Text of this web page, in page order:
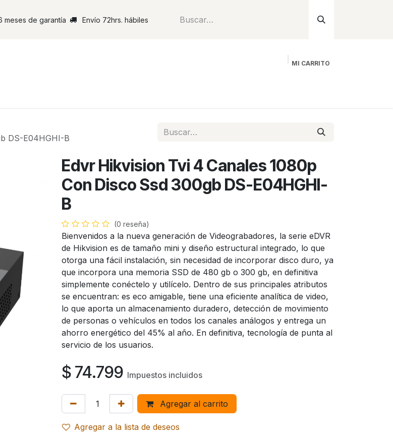
meses de garantía Envío 72hrs. hábiles
MI CARRITO
DS-E04HGHI-B
Edvr Hikvision Tvi 4 Canales 1080p
Con Disco Ssd 300gb DS-E04HGHI-
B
(0 reseña)
Bienvenidos a la nueva generación de Videograbadores, la serie eDVR
de Hikvision es de tamaño mini y diseño estructural integrado, lo que
otorga una fácil instalación, sin necesidad de incorporar disco duro, ya
que incorpora una memoria SSD de 480 gb o 300 gb, en definitiva
simplemente conéctelo y utilícelo. Dentro de sus principales atributos
se encuentran: es eco amigable, tiene una eficiente analítica de video,
lo que aporta un almacenamiento duradero, detección de movimiento
de personas o vehículos en todos los canales análogos y entrega un
ahorro energético del 45% al año. En definitiva, tecnología de punta al
servicio de los usuarios.
$ 74.799 Impuestos incluidos
Agregar al carrito
Agregar a la lista de deseos